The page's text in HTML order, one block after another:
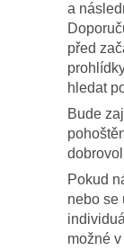
a
před
hledat
Bude
Pokud
nebo se
možné